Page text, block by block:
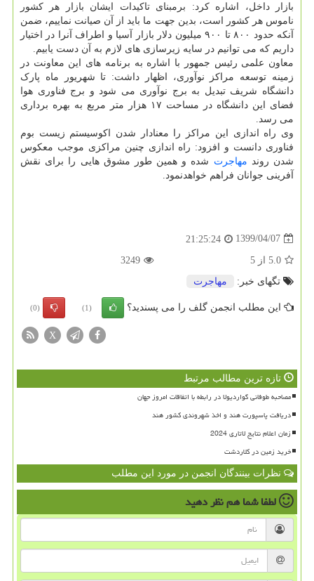
بازار داخل، اشاره کرد: برمبنای تاکیدات ایشان بازار هر کشور
ناموس هر کشور است، بدین جهت ما باید از آن صیانت نماییم، ضمن
آنکه حدود ۸۰۰ تا ۹۰۰ میلیون دلار بازار آسیا و اطراف آنرا در اختیار
داریم که می توانیم در سایه زیرسازی های لازم به آن دست یابیم.
معاون علمی رئیس جمهور با اشاره به برنامه های این معاونت در
زمینه توسعه مراکز نوآوری، اظهار داشت: تا شهریور ماه پارک
دانشگاه شریف تبدیل به برج نوآوری می شود و برج فناوری هوا
فضای این دانشگاه در مساحت ۱۷ هزار متر مربع به بهره برداری
می رسد.
وی راه اندازی این مراکز را معنادار شدن اکوسیستم زیست بوم
فناوری دانست و افزود: راه اندازی چنین مراکزی موجب معکوس
شدن روند مهاجرت شده و همین طور مشوق هایی را برای نقش
آفرینی جوانان فراهم خواهدنمود.
1399/04/07
21:25:24
5.0 از 5
3249
تگهای خبر:
مهاجرت
این مطلب انجمن گلف را می پسندید؟ (1)
(0)
X
تازه ترین مطالب مرتبط
مصاحبه طوفانی گواردیولا در رابطه با اتفاقات امروز جهان
دریافت پاسپورت هند و اخذ شهروندی کشور هند
زمان اعلام نتایج لاتاری 2024
خرید زمین در کلاردشت
نظرات بینندگان انجمن در مورد این مطلب
لطفا شما همنظر دهید